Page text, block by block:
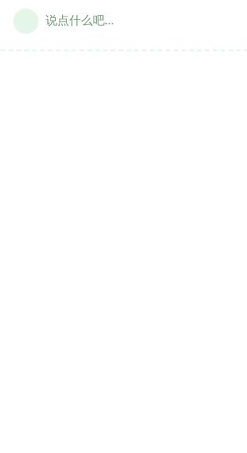
说点什么吧...